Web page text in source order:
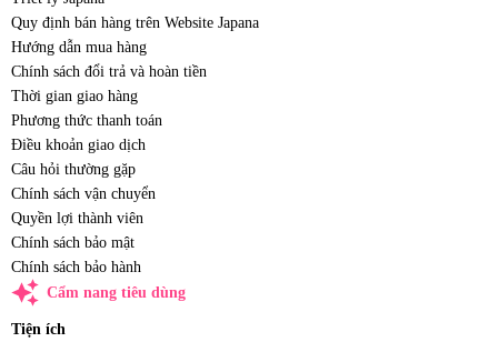
Quy định bán hàng trên Website Japana
Hướng dẫn mua hàng
Chính sách đổi trả và hoàn tiền
Thời gian giao hàng
Phương thức thanh toán
Điều khoản giao dịch
Câu hỏi thường gặp
Chính sách vận chuyển
Quyền lợi thành viên
Chính sách bảo mật
Chính sách bảo hành
auto_awesome Cẩm nang tiêu dùng
Tiện ích